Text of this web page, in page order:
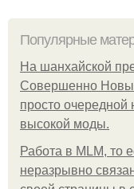
Популярные
На шанхайской
Совершенно
просто очередной
высокой моды.
Работа в MLM, то
неразрывно